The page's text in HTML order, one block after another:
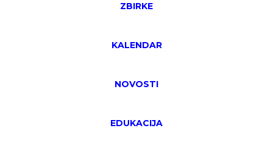
ZBIRKE
KALENDAR
NOVOSTI
EDUKACIJA